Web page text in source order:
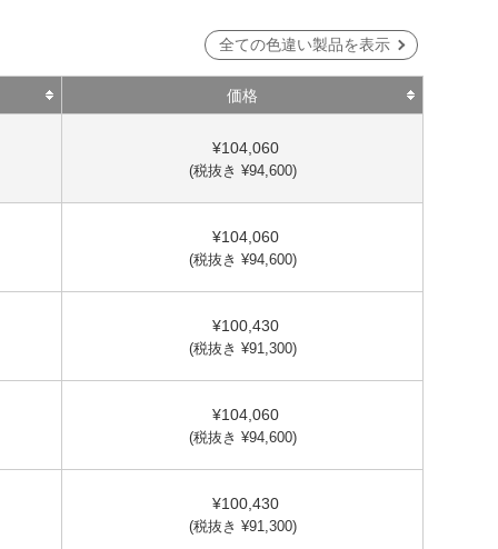
全ての色違い製品を表示
価格
¥104,060
(税抜き ¥94,600)
¥104,060
(税抜き ¥94,600)
¥100,430
(税抜き ¥91,300)
¥104,060
(税抜き ¥94,600)
¥100,430
(税抜き ¥91,300)